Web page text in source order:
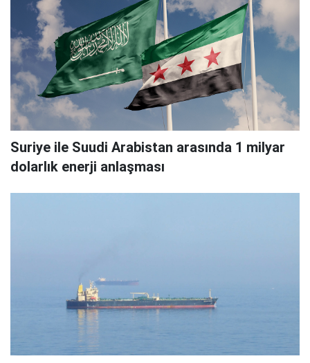
Suriye ile Suudi Arabistan arasında 1 milyar
dolarlık enerji anlaşması